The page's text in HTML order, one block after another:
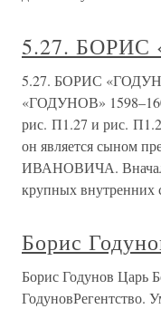
5.27.
5.27. БОРИС
«ГОДУНОВ»
рис. П1.27 и рис.
он является сыном
ИВАНОВИЧА.
крупных
Борис
Борис Годунов Царь
ГодуновРегентство.